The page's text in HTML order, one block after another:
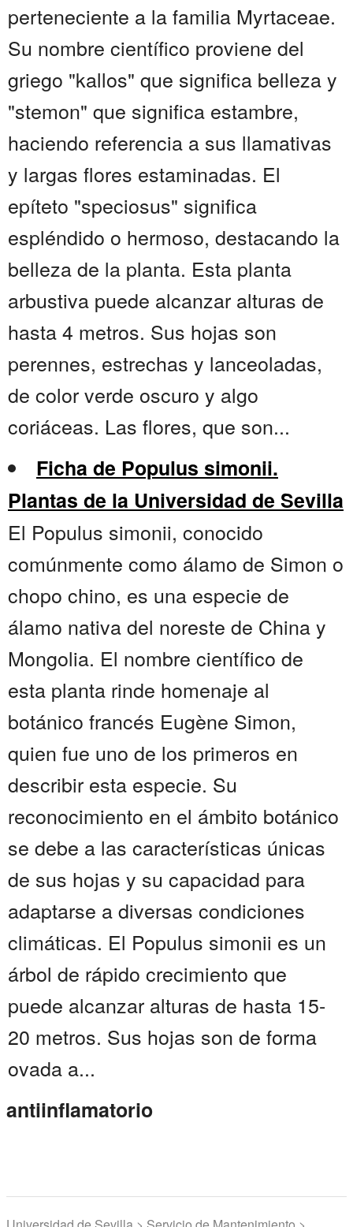
perteneciente a la familia Myrtaceae.
Su nombre científico proviene del
griego "kallos" que significa belleza y
"stemon" que significa estambre,
haciendo referencia a sus llamativas
y largas flores estaminadas. El
epíteto "speciosus" significa
espléndido o hermoso, destacando la
belleza de la planta. Esta planta
arbustiva puede alcanzar alturas de
hasta 4 metros. Sus hojas son
perennes, estrechas y lanceoladas,
de color verde oscuro y algo
coriáceas. Las flores, que son...
Ficha de Populus simonii.
Plantas de la Universidad de Sevilla
El Populus simonii, conocido
comúnmente como álamo de Simon o
chopo chino, es una especie de
álamo nativa del noreste de China y
Mongolia. El nombre científico de
esta planta rinde homenaje al
botánico francés Eugène Simon,
quien fue uno de los primeros en
describir esta especie. Su
reconocimiento en el ámbito botánico
se debe a las características únicas
de sus hojas y su capacidad para
adaptarse a diversas condiciones
climáticas. El Populus simonii es un
árbol de rápido crecimiento que
puede alcanzar alturas de hasta 15-
20 metros. Sus hojas son de forma
ovada a...
antiinflamatorio